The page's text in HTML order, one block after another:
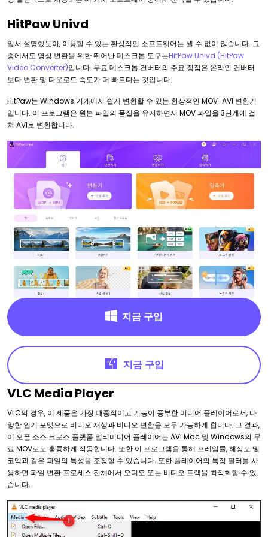
HitPaw Univd
앞서 설명했듯이, 이용할 수 있는 환상적인 소프트웨어는 셀 수 없이 많습니다. 그
중에서도 영상 변환을 위한 뛰어난 데스크톱 도구는HitPaw Univd (HitPaw
Video Converter)입니다. 무료 데스크톱 컨버터의 주요 장점은 온라인 컨버터
보다 변환 및 다운로드 속도가 더 빠르다는 것입니다.
HitPaw는 Windows 기계에서 쉽게 변환할 수 있는 환상적인 MOV-AVI 변환기
입니다. 이 프로그램은 원본 파일의 품질을 유지하면서 MOV 파일을 3단계에 걸
쳐 AVI로 변환합니다.
지금 구입
지금 구입
VLC Media Player
VLC의 경우, 이 제품은 가장 대중적이고 기능이 풍부한 미디어 플레이어로서, 다
양한 인기 포맷으로 비디오 재생과 비디오 변환을 모두 가능하게 합니다. 그 결과,
이 오픈 소스 크로스 플랫폼 멀티미디어 플레이어는 AVI Mac 및 Windows의 무
료 MOV로도 훌륭하게 작동합니다. 또한 이 프로그램을 통해 프레임률, 해상도 및
코덱과 같은 파일의 특성을 조정할 수 있습니다. 또한 플레이어의 특정 필터를 사
용하면 파일 변환 프로세스 전체에서 오디오 또는 비디오 트랙을 최적화할 수 있
습니다.